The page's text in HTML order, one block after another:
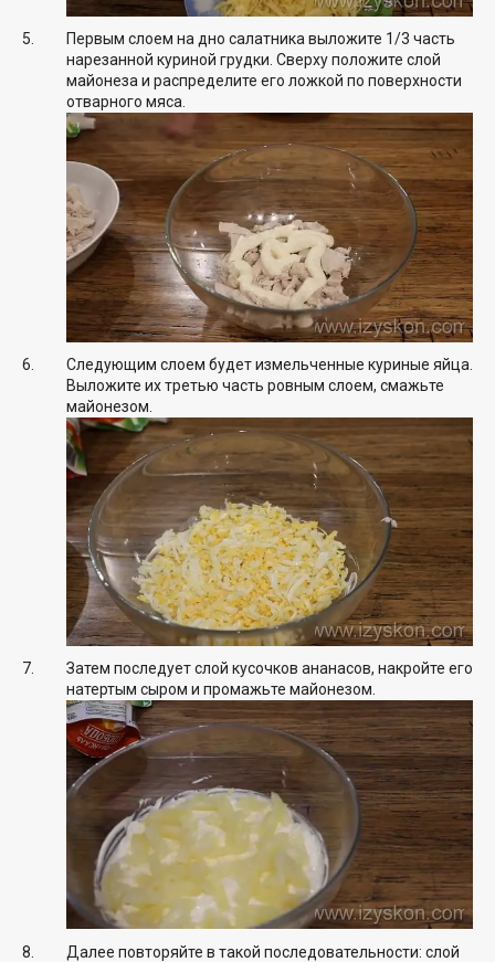
Первым слоем на дно салатника выложите 1/3 часть
нарезанной куриной грудки. Сверху положите слой
майонеза и распределите его ложкой по поверхности
отварного мяса.
Следующим слоем будет измельченные куриные яйца.
Выложите их третью часть ровным слоем, смажьте
майонезом.
Затем последует слой кусочков ананасов, накройте его
натертым сыром и промажьте майонезом.
Далее повторяйте в такой последовательности: слой